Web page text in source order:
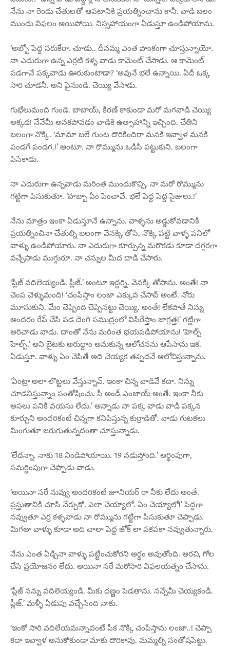
నేను నా రెండు చేతులతో ఆపటానికి ప్రయత్నించాను కానీ. వాడి బలం
ముందు విఫలం అయిపోయి. నిస్సహాయంగా ఏడుస్తూ ఉండిపోయాను.
‘అబ్బో పెద్ద సరుకేరా. చూడు.. దీనమ్మ ఎంత పొంకంగా చూస్తున్నాయో.
నా ఎదురుగా ఉన్న ఎర్రటి కళ్ళ వాడు కామెంట్ చేసాడు. ఆ కామెంట్
పడగానే పక్కవాడు ఊరుకుంటాడా? ‘అవునే భలే ఉన్నాయి. ఏదీ ఒక్క
సారి చూడనీ. అని పైనుండి. చెయ్యి వేసాడు.
గుభేలుమంది గుండె. బాబాయ్, కిరణ్ కాకుండా మరో మగవాడి చెయ్యి
అక్కడ! నేనేమీ అనకపోవడం వాడికి ఉత్సాహాన్ని ఇచ్చింది. చేతిని
బలంగా నొక్కి. ‘మామా బలే గుంట దొరికిందిరా మనకి ఇవ్వాళ మనకి
పండగే పండగ.!’ అంటూ. నా రొమ్మును ఒడిసి పట్టుకుని. బలంగా
పిసికాడు.
నా ఎదురుగా ఉన్నవాడు మరింత ముందుకొచ్చి. నా మరో రొమ్మును
గట్టిగా పిసుకుతూ. ‘హబ్బా ఏం పెంచావే. భలే పెద్ద పెద్ద సైజులు.!’
నేను మాత్రం ఇంకా ఏడుస్తూనే ఉన్నాను. వాళ్ళను అడ్డుకోవడానికి
ప్రయత్నించినా చేతుల్ని బలంగా వెనక్కి తోసి, నొక్కి పట్టి వాళ్ళ పనిలో
వాళ్ళు ఉండిపోయారు. నా ఎదురుగా కూర్చున్న మరొకడు కూడా దగ్గరగా
వచ్చేసాడు ముగ్గురూ. నా చన్నుల మీద దాడి చేసారు.
‘ప్లీజ్ వదిలెయ్యండి. ప్లీజ్.’ అంటూ ఇద్దర్ని. వెనక్కి తోసాను. అంతే! నా
చెంప చెళ్ళుమంది! ‘చంపేస్తాం లంజా ఎక్కువ చేసావ్ అంటే. నోరు
మూసుకుని. మేం చెప్పింది చెప్పినట్టు చెయ్యి. అంతే! లేకపొతే నిన్ను
అందరం రేప్ చేసి పడ దెంగి సముద్రంలో విసిరేస్తాం జాగ్రత్త!’ గట్టిగా
అరిచాడు వాడు. దాంతో నేను మరింత భయపడిపోయాను! ‘హెల్ప్
హెల్ప్.’ అని బైటకు అరుద్దాం అనుకున్న ఆలోచనను ఆపేసాను ఇక.
ఏడుస్తూ. వాళ్ళు ఏం చెపితే అది చెయ్యక తప్పదనే ఆలోచిస్తున్నాను.
‘ఏంట్రా అలా లొట్టలు వేస్తున్నావ్. ఇంకా చిన్న వాడివే కదా. నిన్ను
చూడనిస్తున్నాం సంతోషించు. సీ అండ్ ఎంజాయ్ అంతే. ఇంకా నీకు
అసలు పనికి వయసు లేదు.’ అన్నాడు నా పక్క వాడు వాడి పక్కన
కూర్చుని అందరికంటే చిన్నగా కనిపిస్తున్న కుర్రాడితో. వాడు గుటకలు
మింగుతూ జరుగుతున్నదంతా చూస్తున్నాడు.
‘లేదన్నా. నాకు 18 నిండిపోయాయి. 19 నడుస్తోంది.’ అర్థింపుగా,
సమర్థింపుగా చెప్పాడు వాడు.
‘అయినా సరే నువ్వు అందరికంటే జూనియర్ రా నీకు లేదు అంతే.
ప్రస్తుతానికి చూసి నేర్చుకో. ఎలా చెయ్యాలో. ఏం చెయ్యాలో!’ పెద్దగా
నవ్వుతూ ఎర్ర కళ్ళవాడు నా రొమ్మును గట్టిగా పిసుకుతూ చెప్పాడు.
మిగతా వాళ్ళు కూడా అది చాలా పెద్ద జోక్ లా పకపకా నవ్వుతున్నారు.
నేను ఎంత ఏడ్చినా వాళ్ళు పట్టించుకోరని అర్ధం అవుతోంది. అరచి, గోల
చేసి ప్రయోజనం లేదు. అయినా సరే మరోసారి విఫలయత్నం చేసాను.
‘ప్లీజ్ నన్ను వదిలెయ్యండి. మీకు దణ్ణం పెడతాను. నన్నేమీ చెయ్యకండి.
ప్లీజ్.’ మళ్ళీ ఏడుపు వచ్చేసింది నాకు.
‘ఇంకో సారి వదిలేయమన్నావంటే పీక నొక్కి చంపేస్తాను లంజా..! చెప్పా
కదా ఇవ్వాళ అనుకోకుండా మాకు దొరికావు. మమ్మల్ని సంతోషపెట్టు.